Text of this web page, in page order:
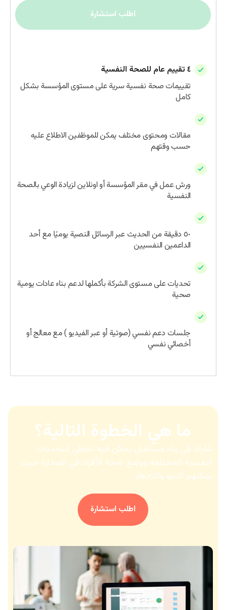
اطلب استشارة
٤ تقييم عام للصحة النفسية
تقييمات صحة نفسية سرية على مستوى المؤسسة بشكل
كامل
مقالات ومحتوى مختلف يمكن للموظفين الاطلاع عليه
حسب وقتهم
ورش عمل في مقر المؤسسة أو اونلاين لزيادة الوعي بالصحة
النفسية
٥٠ دقيقة من الحديث عبر الرسائل النصية يوميًا مع أحد
الداعمين النفسيين
تحديات على مستوى الشركة بأكملها لدعم بناء عادات يومية
صحية
جلسات دعم نفسي (صوتية أو عبر الفيديو ) مع معالج أو
أخصائي نفسي
ما هي الخطوة التالية؟
شارك في بناء مستقبل يمكن فيه تخطي التحديات
النفسية المختلفة ووضع صحة الأفراد في الصدارة حيث
يمكنهم النمو والازدهار.
اطلب استشارة